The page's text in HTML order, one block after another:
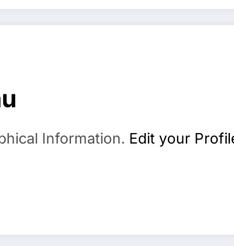
Information. Edit your